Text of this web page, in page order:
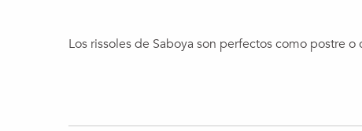
Los rissoles de Saboya son perfectos como postre